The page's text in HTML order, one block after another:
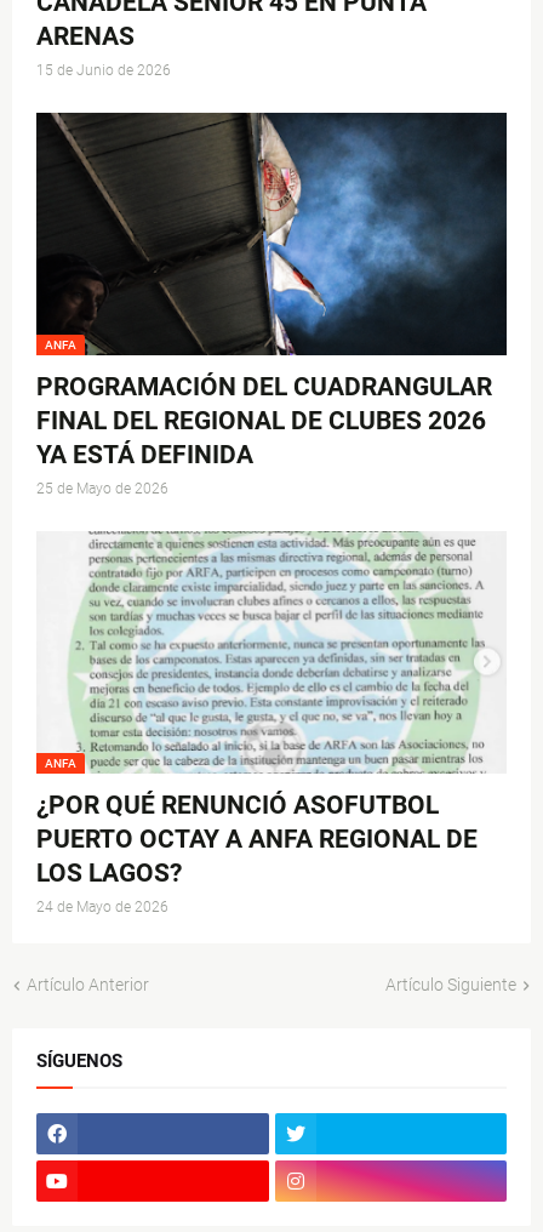
ARENAS
15 de Junio de 2026
ANFA
PROGRAMACIÓN DEL CUADRANGULAR
FINAL DEL REGIONAL DE CLUBES 2026
YA ESTÁ DEFINIDA
25 de Mayo de 2026
ANFA
¿POR QUÉ RENUNCIÓ ASOFUTBOL
PUERTO OCTAY A ANFA REGIONAL DE
LOS LAGOS?
24 de Mayo de 2026
Artículo Anterior Artículo Siguiente
SÍGUENOS